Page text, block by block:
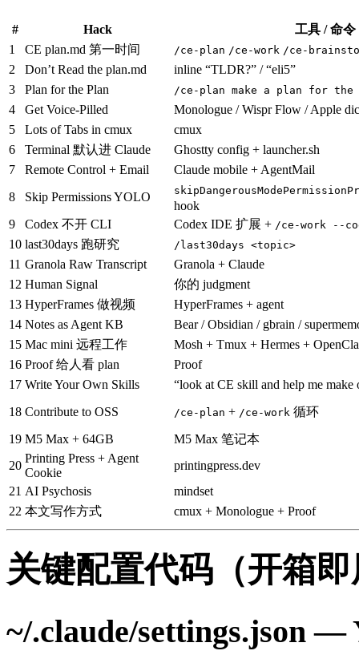
# Hack
工具 / 命令
1
CE plan.md 第一时间 /ce-plan /ce-work /ce-
2 Don’t Read the plan.md
inline “TLDR?” / “eli5”
3
Plan for the Plan /ce-plan make a plan for the
4 Get Voice-Pilled
Monologue / Wispr Flow / Apple
5
Lots of Tabs in cmux
cmux
6
Terminal 默认进 Claude
Ghostty config + launcher.sh
7
Remote Control + Email
Claude mobile + AgentMail
8
Skip Permissions YOLO
hook
9
Codex 不开 CLI Codex IDE 扩展 + /ce-work --
10 last30days 跑研究 /last30days <topic>
11 Granola Raw Transcript
Granola + Claude
12 Human Signal
你的 judgment
13 HyperFrames 做视频
HyperFrames + agent
14 Notes as Agent KB
Bear / Obsidian / gbrain /
15 Mac mini 远程工作
Mosh + Tmux + Hermes +
16 Proof 给人看 plan
Proof
17 Write Your Own Skills
“look at CE skill and help me make
18 Contribute to OSS /ce-plan + /ce-work 循环
19 M5 Max + 64GB
M5 Max 笔记本
20
Printing Press + Agent
Cookie
printingpress.dev
21 AI Psychosis
mindset
22 本文写作方式 cmux + Monologue + Proof
关键配置代码（开箱
~/.claude/settings.json